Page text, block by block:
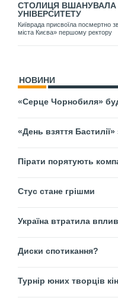
СТОЛИЦЯ
УНІВЕРСИТЕТУ
Київрада присвоїла посмертно
міста Києва» першому ректору
НОВИНИ
«Серце Чорнобиля»
«День взяття
Пірати порятують
Стус стане грішми
Україна втратила
Диски спотикання?
Турнір юних творців